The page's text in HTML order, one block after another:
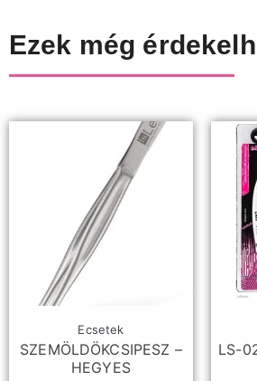
Ezek még
Ecsetek
SZEMÖLDÖKCSIPESZ –
HEGYES
LS-